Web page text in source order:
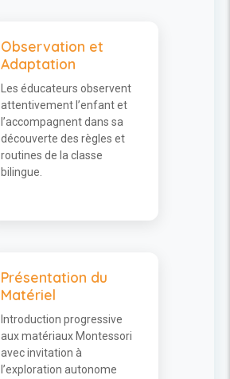
Observation et
Adaptation
Les éducateurs observent
attentivement l’enfant et
l’accompagnent dans sa
découverte des règles et
routines de la classe
bilingue.
Présentation du
Matériel
Introduction progressive
aux matériaux Montessori
avec invitation à
l’exploration autonome